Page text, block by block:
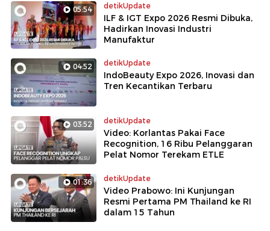
05:54 detikUpdate
ILF & IGT Expo 2026 Resmi Dibuka,
Hadirkan Inovasi Industri
Manufaktur
04:52 detikUpdate
IndoBeauty Expo 2026, Inovasi dan
Tren Kecantikan Terbaru
03:52 detikUpdate
Video: Korlantas Pakai Face
Recognition, 16 Ribu Pelanggaran
Pelat Nomor Terekam ETLE
01:36 detikUpdate
Video Prabowo: Ini Kunjungan
Resmi Pertama PM Thailand ke RI
dalam 15 Tahun